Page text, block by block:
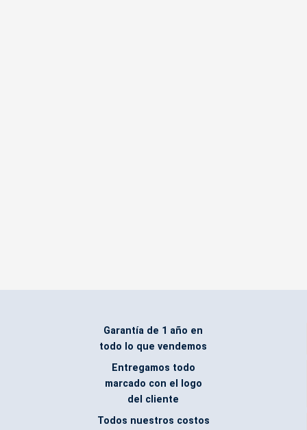
Garantía de 1 año en
todo lo que vendemos
Entregamos todo
marcado con el logo
del cliente
Todos nuestros costos